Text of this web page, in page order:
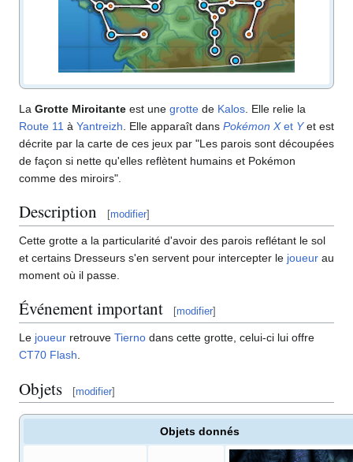
La Grotte Miroitante est une grotte de Kalos . Elle relie la
Route 11 à Yantreizh . Elle apparaît dans Pokémon Xet Yet est
décrite par la carte de ces jeux par "Les parois sont découpées
de façon si nette qu'elles reflètent humains et Pokémon
comme des miroirs".
Description [modifier]
Cette grotte a la particularité d'avoir des parois reflétant le sol
et certains Dresseurs s'en servent pour intercepter le joueur au
moment où il passe.
Événement important [modifier]
Le joueur retrouve Tierno dans cette grotte, celui-ci lui offre
CT70 Flash
Objets [modifier]
Objets donnés